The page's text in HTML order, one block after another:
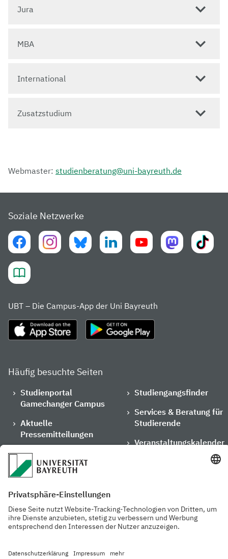
Jura
MBA
International
Zusatzstudium
Webmaster: studienberatung@uni-bayreuth.de
Soziale Netzwerke
UBT – Die Campus-App der Uni Bayreuth
Häufig besuchte Seiten
Studienportal
Gamechanger Campus
Aktuelle
Pressemitteilungen
Arbeiten an der
Universität
Cafeterien
Studiengangsfinder
Services & Beratung für
Studierende
Veranstaltungskalender
Ansprechpersonen der
Datenschutzerklärung Barrierefreiheitserklärung
Hausordnung Impressum